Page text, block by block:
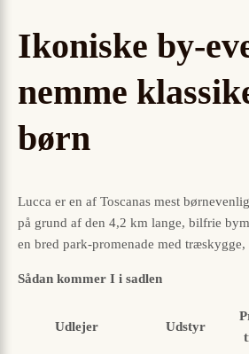
Ikoniske by-
nemme
børn
Lucca er en af Toscanas mest
på grund af den 4,2 km lange, bilfrie
en bred park-promenade med
Sådan kommer I i sadlen
Udlejer Udstyr